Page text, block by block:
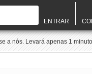
ENTRAR
a nós. Levará apenas 1